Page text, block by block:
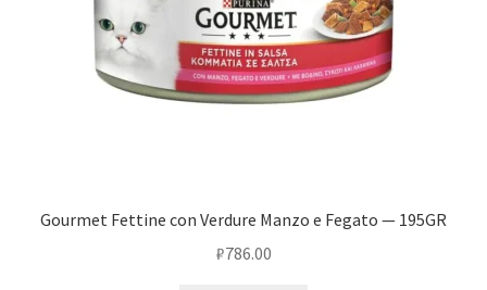
Gourmet Fettine con Verdure Manzo e Fegato — 195GR
₽786.00